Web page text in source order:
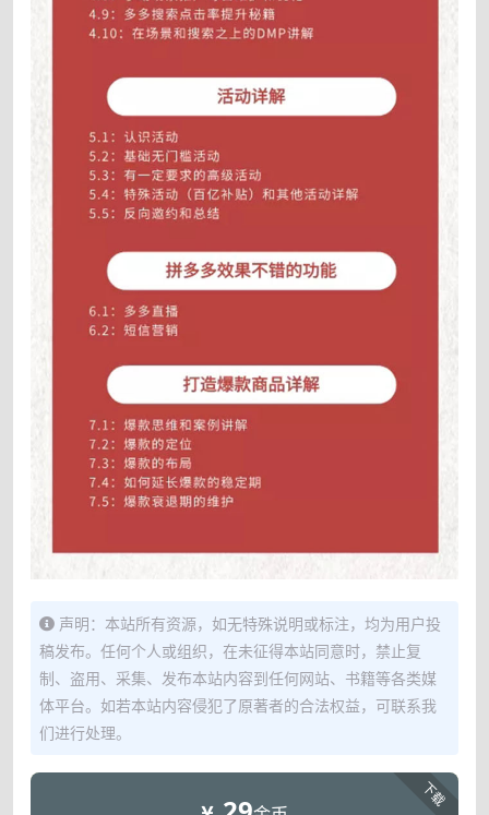
声明：本站所有资源，如无特殊说明或标注，均为用户投
稿发布。任何个人或组织，在未征得本站同意时，禁止复
制、盗用、采集、发布本站内容到任何网站、书籍等各类媒
体平台。如若本站内容侵犯了原著者的合法权益，可联系我
们进行处理。
下载